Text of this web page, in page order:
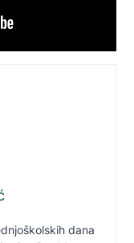
dana